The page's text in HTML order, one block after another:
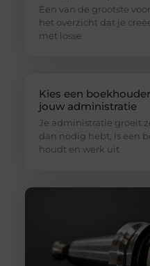
Een van de grootste
het overzicht dat je
met losse
Kies een
jouw administratie
Je administratie groeit
dan nodig hebt, is een
houdt en werk uit